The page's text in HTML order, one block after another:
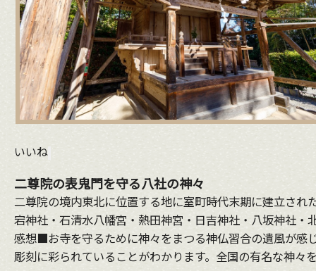
いいね
二尊院の表鬼門を守る八社の神々
二尊院の境内東北に位置する地に室町時代末期に建立さ
宕神社・石清水八幡宮・熱田神宮・日吉神社・八坂神社・
感想■お寺を守るために神々をまつる神仏習合の遺風が感
彫刻に彩られていることがわかります。全国の有名な神